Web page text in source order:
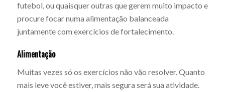
futebol, ou quaisquer outras que gerem muito impacto e
procure focar numa alimentação balanceada
juntamente com exercícios de fortalecimento.
Alimentação
Muitas vezes só os exercícios não vão resolver. Quanto
mais leve você estiver, mais segura será sua atividade.